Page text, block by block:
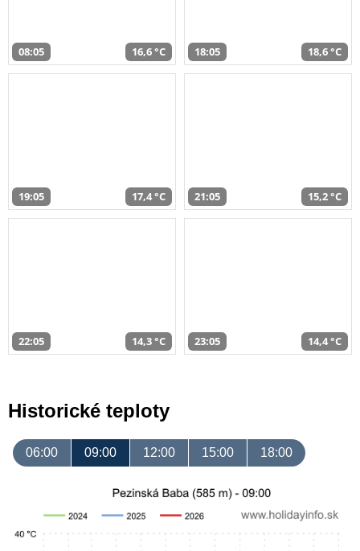
08:05 16,6 °C 18:05 18,6 °C
19:05 17,4 °C 21:05 15,2 °C
22:05 14,3 °C 23:05 14,4 °C
Historické teploty
06:00 09:00 12:00 15:00 18:00